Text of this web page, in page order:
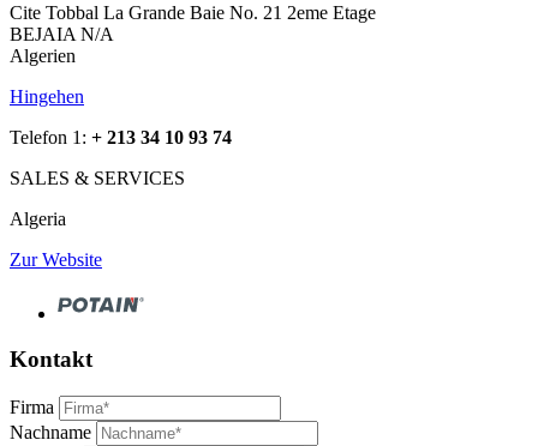
Cite Tobbal La Grande Baie No. 21 2eme Etage
BEJAIA N/A
Algerien
Hingehen
Telefon 1: + 213 34 10 93 74
SALES & SERVICES
Algeria
Zur Website
Kontakt
Firma
Nachname